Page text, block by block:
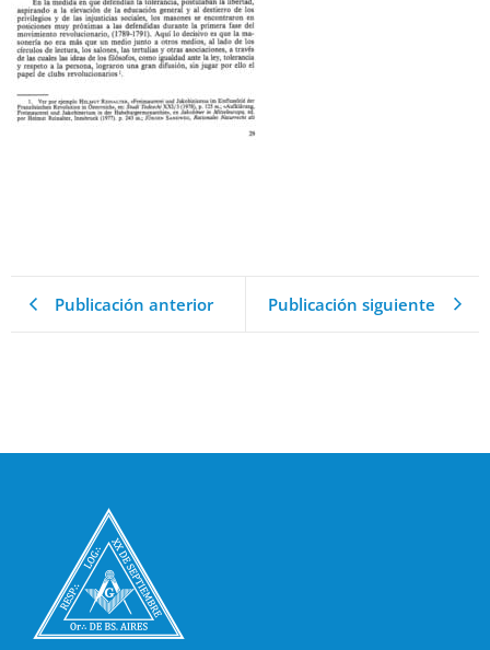
Publicación anterior Publicación siguiente